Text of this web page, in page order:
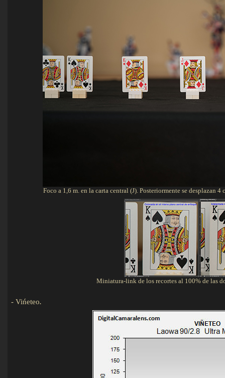
Foco a 1,6 m. en la carta central (J). Posteriormente se desplazan 4
Miniatura-link de los recortes al 100% de las
- Vińeteo.